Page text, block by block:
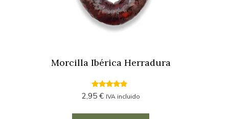
Morcilla Ibérica Herradura
4.54
out of 5
2,95 € IVA incluido